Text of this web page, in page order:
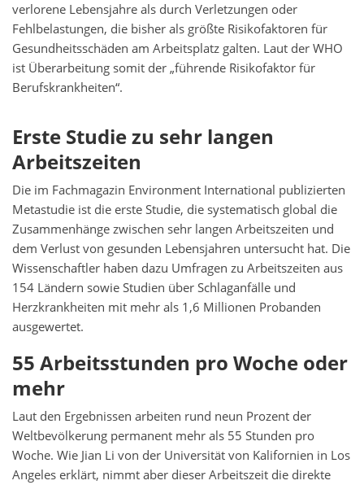
verlorene Lebensjahre als durch Verletzungen oder
Fehlbelastungen, die bisher als größte Risikofaktoren für
Gesundheitsschäden am Arbeitsplatz galten. Laut der WHO
ist Überarbeitung somit der „führende Risikofaktor für
Berufskrankheiten“.
Erste Studie zu sehr langen
Arbeitszeiten
Die im Fachmagazin Environment International publizierten
Metastudie ist die erste Studie, die systematisch global die
Zusammenhänge zwischen sehr langen Arbeitszeiten und
dem Verlust von gesunden Lebensjahren untersucht hat. Die
Wissenschaftler haben dazu Umfragen zu Arbeitszeiten aus
154 Ländern sowie Studien über Schlaganfälle und
Herzkrankheiten mit mehr als 1,6 Millionen Probanden
ausgewertet.
55 Arbeitsstunden pro Woche oder
mehr
Laut den Ergebnissen arbeiten rund neun Prozent der
Weltbevölkerung permanent mehr als 55 Stunden pro
Woche. Wie Jian Li von der Universität von Kalifornien in Los
Angeles erklärt, nimmt aber dieser Arbeitszeit die direkte